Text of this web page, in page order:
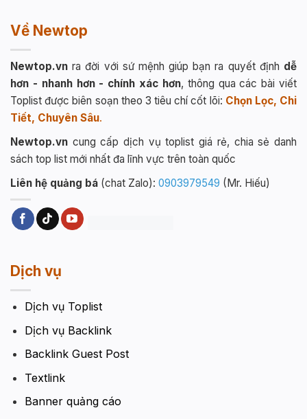
Về Newtop
Newtop.vn ra đời với sứ mệnh giúp bạn ra quyết định dễ
hơn - nhanh hơn - chính xác hơn, thông qua các bài viết
Toplist được biên soạn theo 3 tiêu chí cốt lõi: Chọn Lọc, Chi
Tiết, Chuyên Sâu.
Newtop.vn cung cấp dịch vụ toplist giá rẻ, chia sẻ danh
sách top list mới nhất đa lĩnh vực trên toàn quốc
Liên hệ quảng bá (chat Zalo): 0903979549 (Mr. Hiếu)
Dịch vụ
Dịch vụ Toplist
Dịch vụ Backlink
Backlink Guest Post
Textlink
Banner quảng cáo